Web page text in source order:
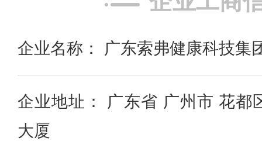
企业名称： 广东索弗健康科技集
企业地址： 广东省 广州市 花都
大厦